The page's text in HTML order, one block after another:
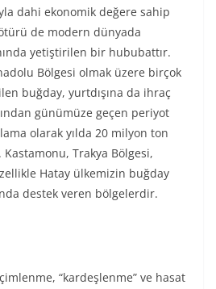
dahi ekonomik değere sahip
de modern dünyada
yetiştirilen bir hububattır.
Bölgesi olmak üzere birçok
buğday, yurtdışına da ihraç
günümüze geçen periyot
olarak yılda 20 milyon ton
Trakya Bölgesi,
Hatay ülkemizin buğday
destek veren bölgelerdir.
“kardeşlenme” ve hasat